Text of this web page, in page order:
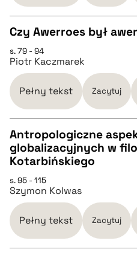
BIBTEX
CZYSTY TEKST
pobierz cytat
pobierz cytat
Czy Awerroes był
s. 79 - 94
Piotr Kaczmarek
Pełny tekst Zacytuj
CZYSTY TEKST
pobierz cytat
BIBTEX
Antropologiczne
globalizacyjnych w
Kotarbińskiego
s. 95 - 115
Szymon Kolwas
Pełny tekst Zacytuj